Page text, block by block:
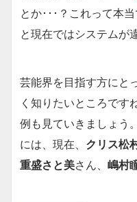
とか･･･？これって本
と現在ではシステムが
芸能界を目指す方にと
く知りたいところです
例も見ていきましょう
には、現在、 クリス松
重盛さと美さん、 嶋村